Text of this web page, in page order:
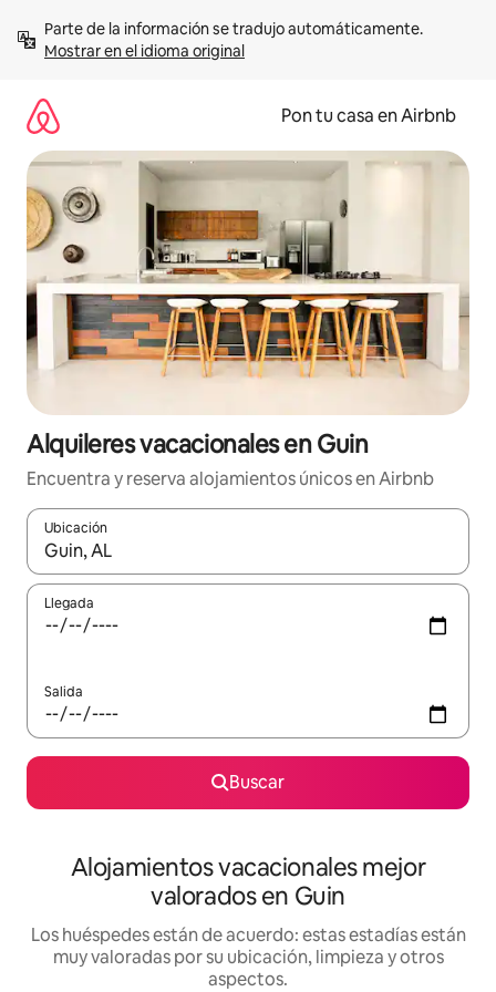
contenidoMostrar en el idioma original
Pon tu casa en Airbnb
Alquileres vacacionales en Guin
Encuentra y reserva alojamientos únicos en Airbnb
Ubicación
Cuando los resultados estén disponibles, navega con las
Llegada
Salida
Buscar
Alojamientos vacacionales mejor
valorados en Guin
Los huéspedes están de acuerdo: estas estadías están
muy valoradas por su ubicación, limpieza y otros
aspectos.